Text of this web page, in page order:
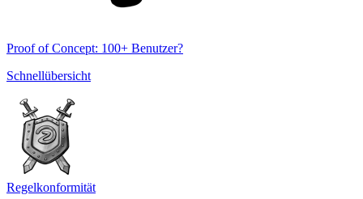
Proof of Concept: 100+ Benutzer?
Schnellübersicht
Regelkonformität